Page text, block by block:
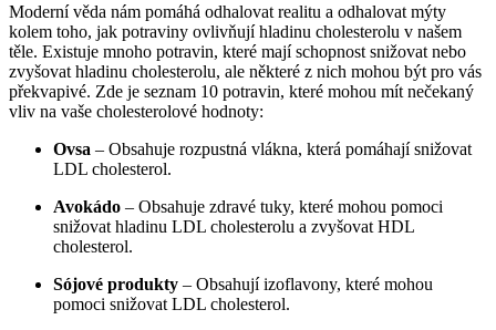
Moderní věda nám pomáhá odhalovat realitu a odhalovat mýty
kolem toho, jak potraviny ovlivňují hladinu cholesterolu v našem
těle. Existuje mnoho potravin, které mají schopnost snižovat nebo
zvyšovat hladinu cholesterolu, ale některé z nich mohou být pro vás
překvapivé. Zde je seznam 10 potravin, které mohou mít nečekaný
vliv na vaše cholesterolové hodnoty:
Ovsa – Obsahuje rozpustná vlákna, která pomáhají snižovat
LDL cholesterol.
Avokádo – Obsahuje zdravé tuky, které mohou pomoci
snižovat hladinu LDL cholesterolu a zvyšovat HDL
cholesterol.
Sójové produkty – Obsahují izoflavony, které mohou
pomoci snižovat LDL cholesterol.